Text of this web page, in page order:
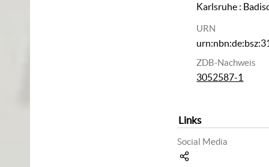
Karlsruhe :
URN
ZDB-Nachweis
3052587-1
Links
Social Media